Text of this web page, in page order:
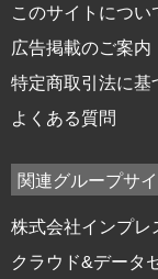
このサイトについ
広告掲載のご案内
特定商取引法に基
よくある質問
関連グループサイ
株式会社インプレ
クラウド&データ